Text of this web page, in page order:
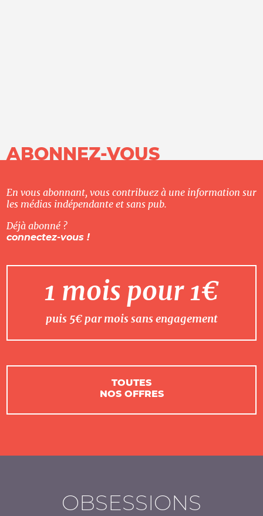
ABONNEZ-VOUS
En vous abonnant, vous contribuez à une information sur
les médias indépendante et sans pub.
Déjà abonné ?
connectez-vous !
1 mois pour 1€
puis 5€ par mois sans engagement
TOUTES
NOS OFFRES
OBSESSIONS